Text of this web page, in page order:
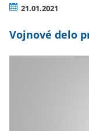
21.01.2021
Vojnové delo